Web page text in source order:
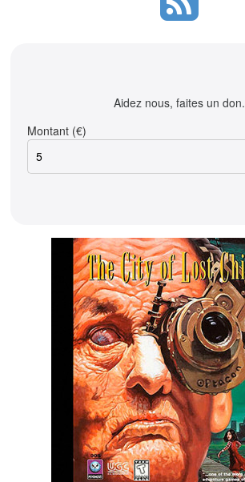
Aidez nous, faites un don.
Montant (€)